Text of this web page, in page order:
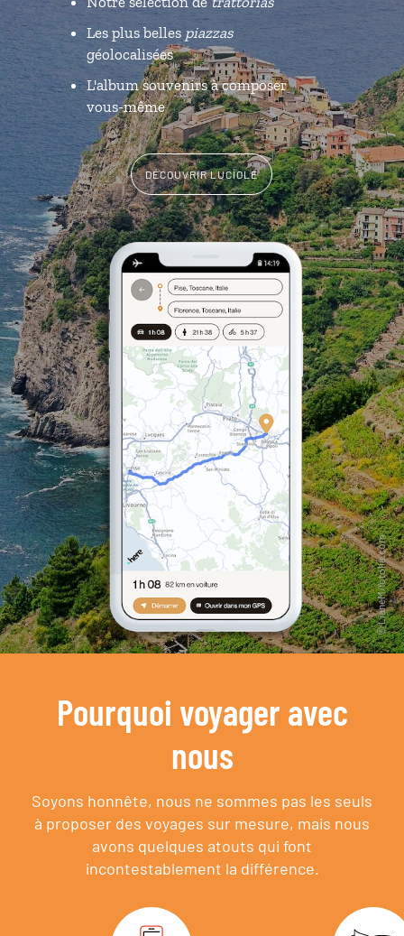
Les plus belles piazzas
géolocalisées
L'album souvenirs à composer
vous-même
DÉCOUVRIR LUCIOLE
Pourquoi voyager avec
nous
Soyons honnête, nous ne sommes pas les seuls
à proposer des voyages sur mesure, mais nous
avons quelques atouts qui font
incontestablement la différence.